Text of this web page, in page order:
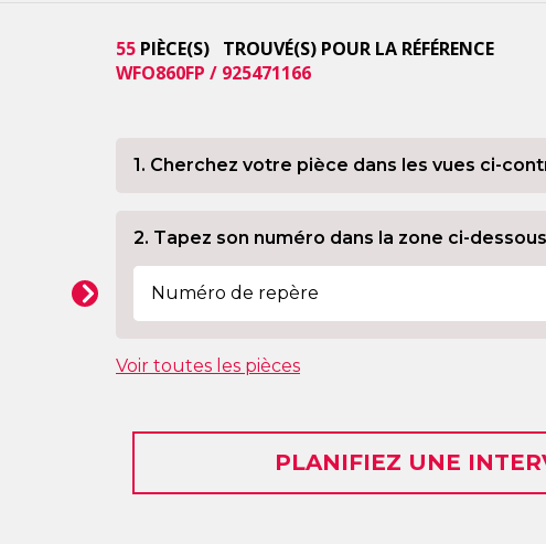
55 PIÈCE(S) TROUVÉ(S) POUR LA RÉFÉRENCE
WFO860FP / 925471166
1. Cherchez votre pièce dans les vues ci-
2. Tapez son numéro dans la zone ci-dessous
Voir toutes les pièces
PLANIFIEZ UNE